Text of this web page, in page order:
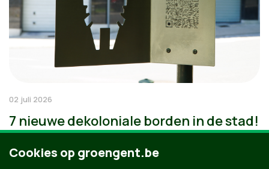
02 juli 2026
7 nieuwe dekoloniale borden in de stad!
Cookies op groengent.be